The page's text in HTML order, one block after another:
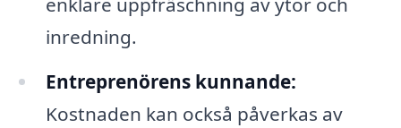
inredning.
Entreprenörens kunnande:
Kostnaden kan också påverkas av